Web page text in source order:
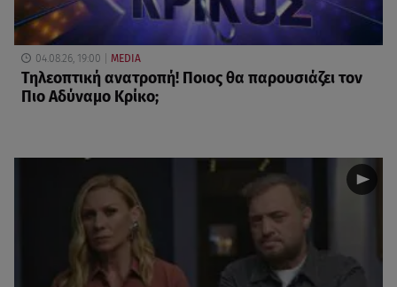
04.08.26, 19:00 MEDIA
Τηλεοπτική ανατροπή! Ποιος θα παρουσιάζει τον
Πιο Αδύναμο Κρίκο;